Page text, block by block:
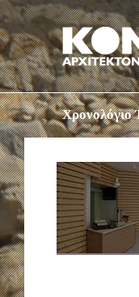
Χρονολόγιο